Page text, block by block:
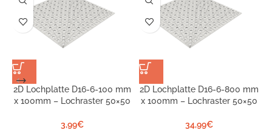
2D Lochplatte D16-6-100 mm
x 100mm – Lochraster 50×50
3,99€
2D Lochplatte D16-6-800 mm
x 100mm – Lochraster 50×50
34,99€